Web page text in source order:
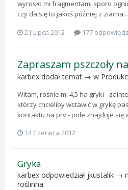
wyrosło mi fragmentami sporo
czy da się to jakoś później z ziarna...
21 Lipca 2012
177
Zapraszam pszczoły
karbex dodał temat → w
Witam, rośnie mi 4,5 ha gryki -
którzy chcieliby wstawić w grykę
kontaktu na prv - pole znajduje się
14 Czerwca 2012
Gryka
karbex odpowiedział jkustalik →
roślinna